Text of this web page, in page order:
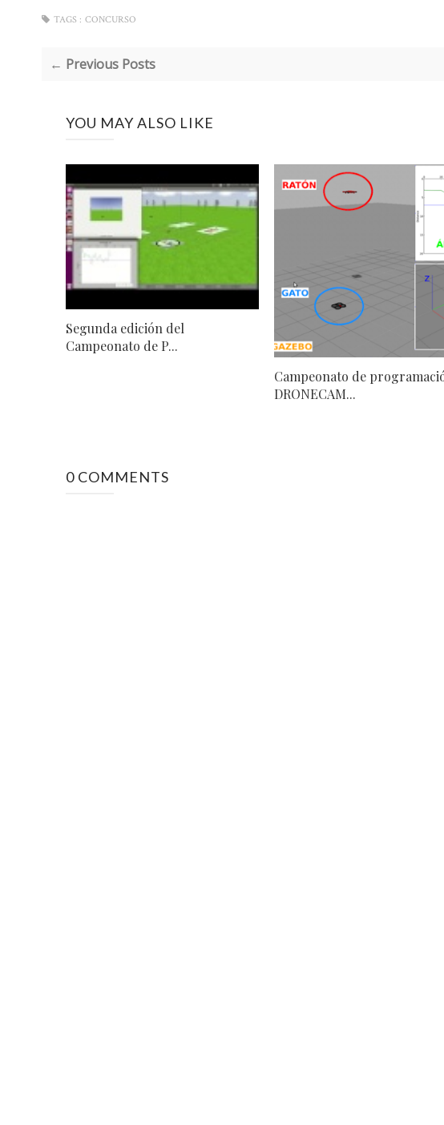
TAGS : CONCURSO
← Previous Posts
YOU MAY ALSO LIKE
Segunda edición del
Campeonato de P...
Campeonato de
DRONECAM...
0 COMMENTS